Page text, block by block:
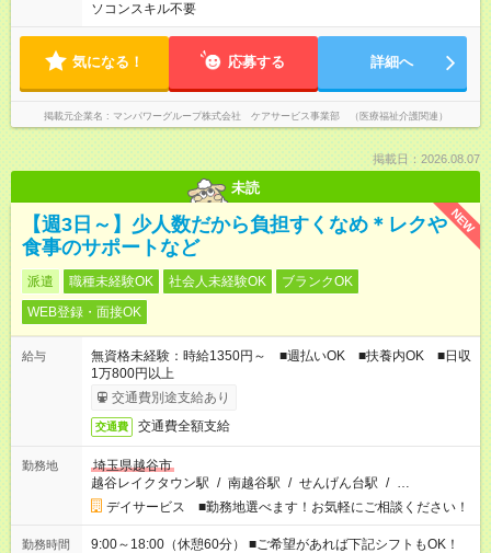
ソコンスキル不要
気になる！ 応募する 詳細へ
掲載元企業名 マンパワーグループ株式会社 ケアサービス事業部 （医療福祉介護関連）
掲載日：2026.08.07
未読
NEW
【週3日～】少人数だから負担すくなめ＊レクや
食事のサポートなど
派遣 職種未経験OK 社会人未経験OK
ブランクOK
WEB登録・面接OK
給与
無資格未経験：時給1350円～ ■週払いOK ■扶養内OK ■日収
1万800円以上
交通費別途支給あり
交通費 交通費全額支給
勤務地
埼玉県越谷市
越谷レイクタウン駅 / 南越谷駅 / せんげん台駅 / …
デイサービス ■勤務地選べます！お気軽にご相談ください！
勤務時間
9:00～18:00（休憩60分） ■ご希望があれば下記シフトもOK！